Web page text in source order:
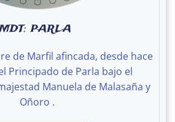
PARLA
de Marfil afincada, desde hace
Principado de Parla bajo el
Manuela de Malasaña y
Oñoro .